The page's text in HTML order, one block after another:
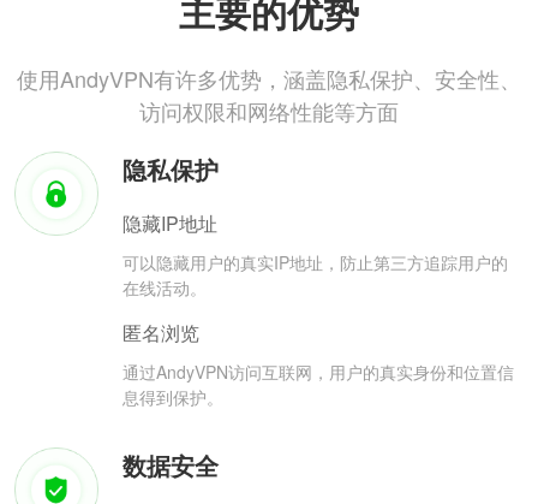
主要的优势
使用AndyVPN有许多优势，涵盖隐私保护、安全性、
访问权限和网络性能等方面
隐私保护
隐藏IP地址
可以隐藏用户的真实IP地址，防止第三方追踪用户的
在线活动。
匿名浏览
通过AndyVPN访问互联网，用户的真实身份和位置信
息得到保护。
数据安全